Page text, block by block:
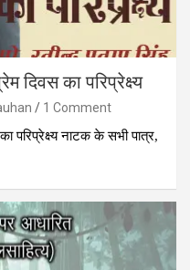
दिवस का परिप्रेक्ष्य
1 Comment
परिप्रेक्ष्य नाटक के सभी पात्र,